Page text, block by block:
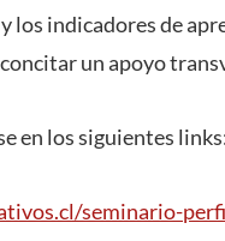
los indicadores de
un apoyo
en los siguientes
seminario-